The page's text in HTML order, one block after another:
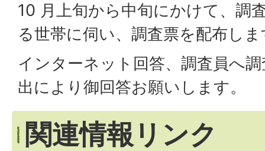
10 月上旬から中旬にかけて、調
る世帯に伺い、調査票を配布し
インターネット回答、調査員へ
出により御回答お願いします。
関連情報リンク